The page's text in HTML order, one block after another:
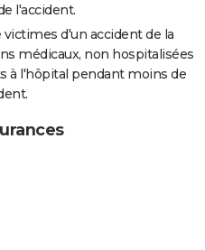
l'accident.
d'un accident de la
médicaux, non hospitalisées
à l'hôpital pendant moins de